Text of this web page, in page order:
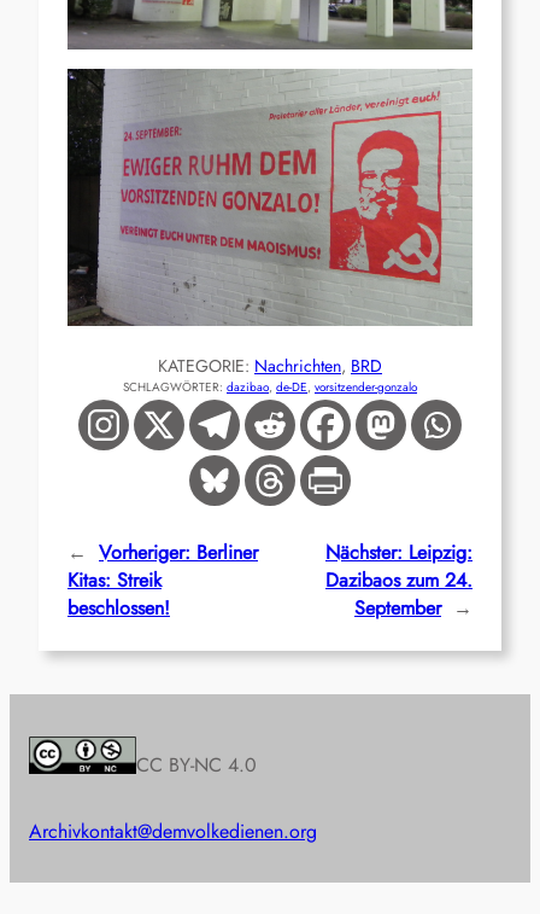
KATEGORIE: Nachrichten, BRD
SCHLAGWÖRTER: dazibao, de-DE, vorsitzender-gonzalo
← Vorheriger: Berliner
Kitas: Streik
beschlossen!
Nächster: Leipzig:
Dazibaos zum 24.
September →
CC BY-NC 4.0
Archivkontakt@demvolkedienen.org